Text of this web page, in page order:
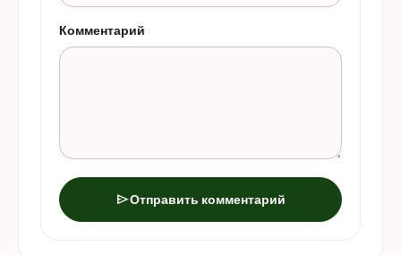
Комментарий
sendОтправить комментарий